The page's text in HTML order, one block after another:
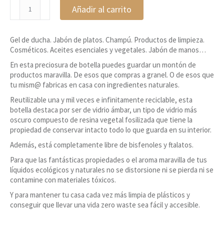
vidrio
con
dosificador
300ml
cantidad
Añadir al carrito
Gel de ducha. Jabón de platos. Champú. Productos de limpieza.
Cosméticos. Aceites esenciales y vegetales. Jabón de manos…
En esta preciosura de botella puedes guardar un montón de
productos maravilla. De esos que compras a granel. O de esos que
tu mism@ fabricas en casa con ingredientes naturales.
Reutilizable una y mil veces e infinitamente reciclable, esta
botella destaca por ser de vidrio ámbar, un tipo de vidrio más
oscuro compuesto de resina vegetal fosilizada que tiene la
propiedad de conservar intacto todo lo que guarda en su interior.
Además, está completamente libre de bisfenoles y ftalatos.
Para que las fantásticas propiedades o el aroma maravilla de tus
líquidos ecológicos y naturales no se distorsione ni se pierda ni se
contamine con materiales tóxicos.
Y para mantener tu casa cada vez más limpia de plásticos y
conseguir que llevar una vida zero waste sea fácil y accesible.